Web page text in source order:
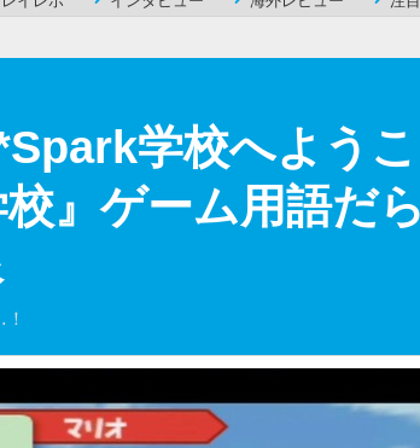
学校へよう
』ゲーム用語だ